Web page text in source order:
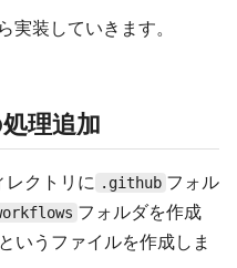
実装していきます。
理追加
レクトリに .github フォル
フォルダを作成
というファイルを作成しま